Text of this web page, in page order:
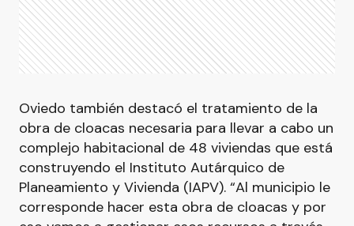
Oviedo también destacó el tratamiento de la
obra de cloacas necesaria para llevar a cabo un
complejo habitacional de 48 viviendas que está
construyendo el Instituto Autárquico de
Planeamiento y Vivienda (IAPV). “Al municipio le
corresponde hacer esta obra de cloacas y por